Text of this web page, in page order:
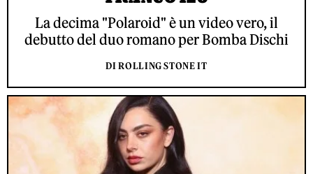
La decima "Polaroid" è un video vero, il
debutto del duo romano per Bomba Dischi
DI ROLLING STONE IT